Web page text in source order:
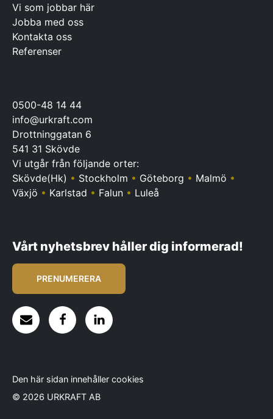
Vi som jobbar här
Jobba med oss
Kontakta oss
Referenser
0500-48 14 44
info@urkraft.com
Drottninggatan 6
541 31 Skövde
Vi utgår från följande orter:
Skövde(Hk) • Stockholm • Göteborg • Malmö •
Växjö • Karlstad • Falun • Luleå
Vårt nyhetsbrev håller dig informerad!
PRENUMERERA
Den här sidan innehåller cookies
© 2026 URKRAFT AB